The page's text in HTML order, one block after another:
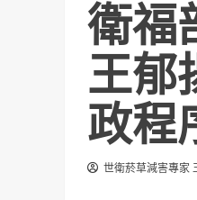
衛福
王郁
政程
世衛菸草減害專家